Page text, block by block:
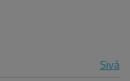
Sivá